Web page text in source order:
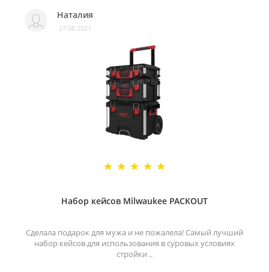
Наталия
27.08.2021
Набор кейсов Milwaukee PACKOUT
Сделала подарок для мужа и не пожалела! Самый лучший
набор кейсов для использования в суровых условиях
стройки ..